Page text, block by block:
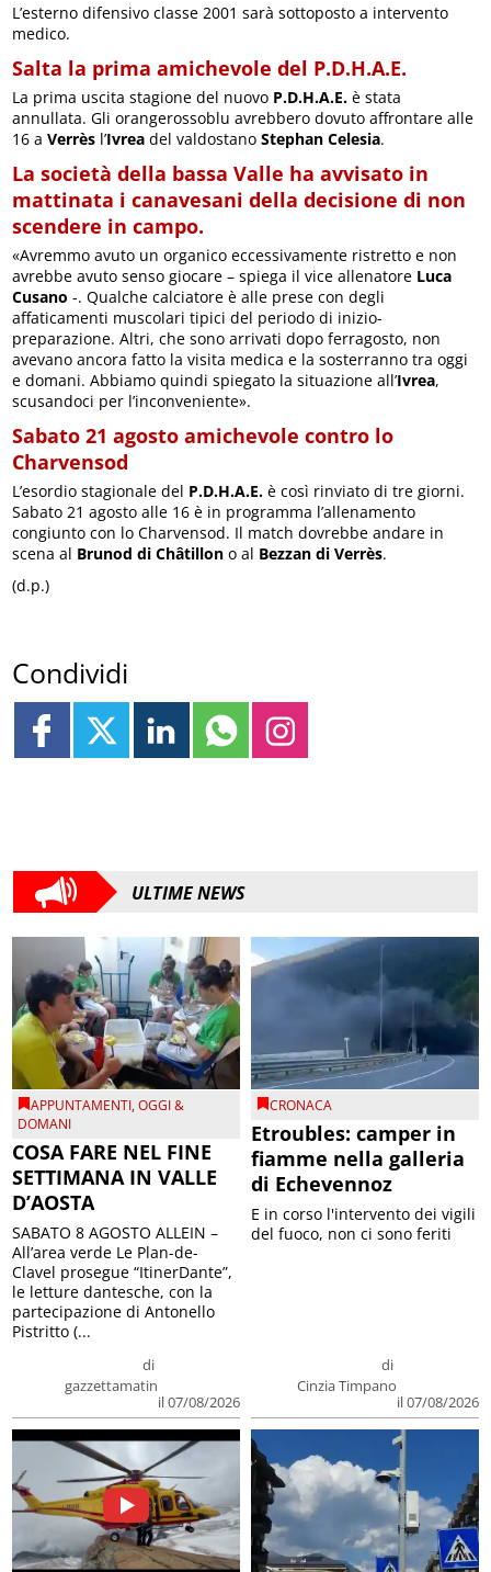
L’esterno difensivo classe 2001 sarà sottoposto a intervento
medico.
Salta la prima amichevole del P.D.H.A.E.
La prima uscita stagione del nuovo P.D.H.A.E. è stata
annullata. Gli orangerossoblu avrebbero dovuto affrontare alle
16 aVerrès l’Ivrea del valdostanoStephan Celesia.
La società della bassa Valle ha avvisato in
mattinata i canavesani della decisione di non
scendere in campo.
«Avremmo avuto un organico eccessivamente ristretto e non
avrebbe avuto senso giocare – spiega il vice allenatore Luca
Cusano -. Qualche calciatore è alle prese con degli
affaticamenti muscolari tipici del periodo di inizio-
preparazione. Altri, che sono arrivati dopo ferragosto, non
avevano ancora fatto la visita medica e la sosterranno tra oggi
e domani. Abbiamo quindi spiegato la situazione all’Ivrea,
scusandoci per l’inconveniente».
Sabato 21 agosto amichevole contro lo
Charvensod
L’esordio stagionale del P.D.H.A.E. è così rinviato di tre giorni.
Sabato 21 agosto alle 16 è in programma l’allenamento
congiunto con lo Charvensod. Il match dovrebbe andare in
scena al Brunod di Châtillon o al Bezzan di Verrès.
(d.p.)
Condividi
ULTIME NEWS
APPUNTAMENTI,OGGI &
DOMANI
COSA FARE NEL FINE
SETTIMANA IN VALLE
D’AOSTA
di
gazzettamatin
il 07/08/2026
SABATO 8 AGOSTO ALLEIN –
All’area verde Le Plan-de-
Clavel prosegue “ItinerDante”,
le letture dantesche, con la
partecipazione di Antonello
Pistritto (...
CRONACA
Etroubles: camper in
fiamme nella galleria
di Echevennoz
di
Cinzia Timpano
il 07/08/2026
E in corso l'intervento dei vigili
del fuoco, non ci sono feriti